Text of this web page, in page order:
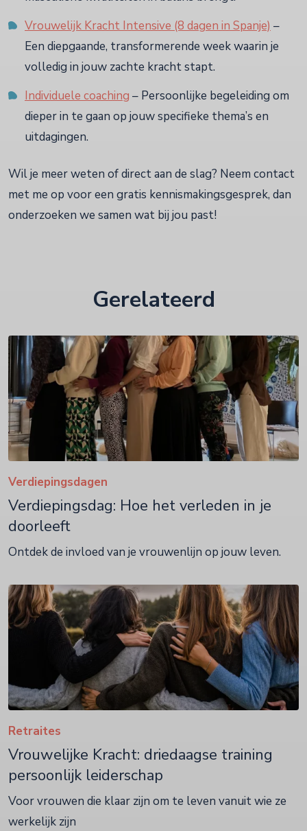
Vrouwelijk Kracht Intensive (8 dagen in Spanje) –
Een diepgaande, transformerende week waarin je
volledig in jouw zachte kracht stapt.
Individuele coaching – Persoonlijke begeleiding om
dieper in te gaan op jouw specifieke thema’s en
uitdagingen.
Wil je meer weten of direct aan de slag? Neem contact
met me op voor een gratis kennismakingsgesprek, dan
onderzoeken we samen wat bij jou past!
Gerelateerd
Verdiepingsdagen
Verdiepingsdag: Hoe het verleden in je
doorleeft
Ontdek de invloed van je vrouwenlijn op jouw leven.
Retraites
Vrouwelijke Kracht: driedaagse training
persoonlijk leiderschap
Voor vrouwen die klaar zijn om te leven vanuit wie ze
werkelijk zijn